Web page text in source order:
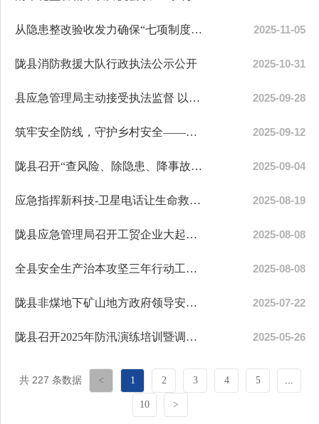
从隐患整改验收发力确保“七项制度、五项活动”行稳致远 2025-11-05
陇县消防救援大队行政执法公示公开 2025-10-31
县应急管理局主动接受执法监督 以规范执法筑牢安全生产防线 2025-09-28
筑牢安全防线，守护乡村安全——陇县应急管理局开展镇村干部安全教育培训 2025-09-12
陇县召开“查风险、除隐患、降事故、保安全”专项行动安排部署会 2025-09-04
应急指挥新科技-卫星电话让生命救援“不掉线” 2025-08-19
陇县应急管理局召开工贸企业大起底业务培训会 全面提升数据质量与监管效能 2025-08-08
全县安全生产治本攻坚三年行动工作推进会暨信息填报工作培训会 2025-08-08
陇县非煤地下矿山地方政府领导安全生产包保责任制的通知 2025-07-22
陇县召开2025年防汛演练培训暨调度会议 2025-05-26
共 227 条数据 < 1 2 3 4 5 ...
10 >